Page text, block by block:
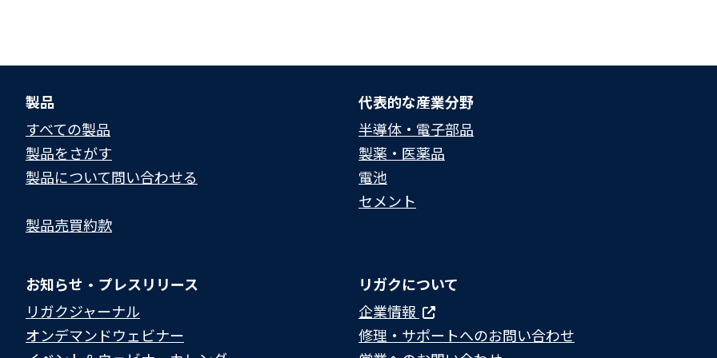
製品
すべての製品
製品をさがす
製品について問い合わせる​
製品売買約款
代表的な産業分野
半導体・電子部品
製薬・医薬品
電池
セメント
お知らせ・プレスリリース
リガクジャーナル
オンデマンドウェビナー
リガクについて
企業情報
修理・サポートへのお問い合わせ